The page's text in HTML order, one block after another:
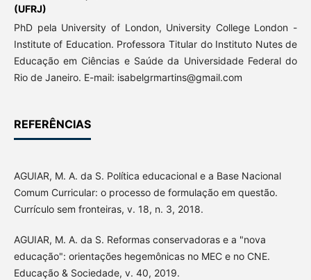
(UFRJ)
PhD pela University of London, University College London -
Institute of Education. Professora Titular do Instituto Nutes de
Educação em Ciências e Saúde da Universidade Federal do
Rio de Janeiro. E-mail: isabelgrmartins@gmail.com
REFERÊNCIAS
AGUIAR, M. A. da S. Política educacional e a Base Nacional
Comum Curricular: o processo de formulação em questão.
Currículo sem fronteiras, v. 18, n. 3, 2018.
AGUIAR, M. A. da S. Reformas conservadoras e a "nova
educação": orientações hegemônicas no MEC e no CNE.
Educação & Sociedade, v. 40, 2019.